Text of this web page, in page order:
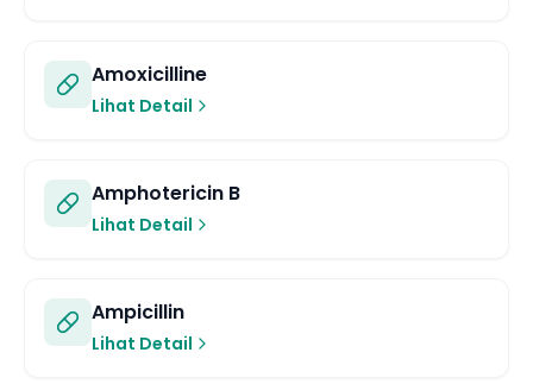
Amoxicilline
Lihat Detail
Amphotericin B
Lihat Detail
Ampicillin
Lihat Detail